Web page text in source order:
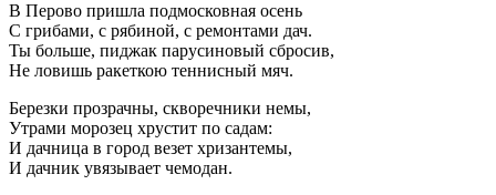
В Перово пришла подмосковная осень
С грибами, с рябиной, с ремонтами дач.
Ты больше, пиджак парусиновый сбросив,
Не ловишь ракеткою теннисный мяч.
Березки прозрачны, скворечники немы,
Утрами морозец хрустит по садам:
И дачница в город везет хризантемы,
И дачник увязывает чемодан.